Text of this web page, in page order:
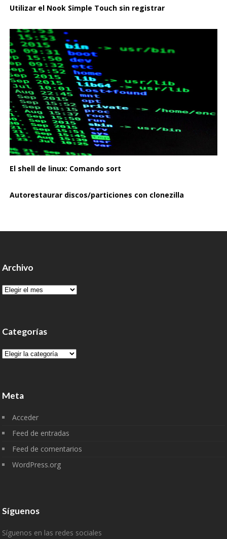
Utilizar el Nook Simple Touch sin registrar
El shell de linux: Comando sort
Autorestaurar discos/particiones con clonezilla
Archivo
Archivo
Categorías
Categorías
Meta
Acceder
Feed de entradas
Feed de comentarios
WordPress.org
Síguenos
Síguenos en las redes sociales